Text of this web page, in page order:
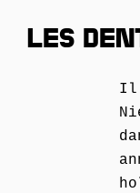
LES
Il